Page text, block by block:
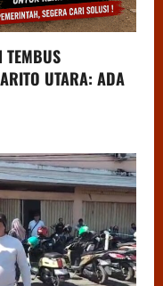
TEMBUS
UTARA: ADA